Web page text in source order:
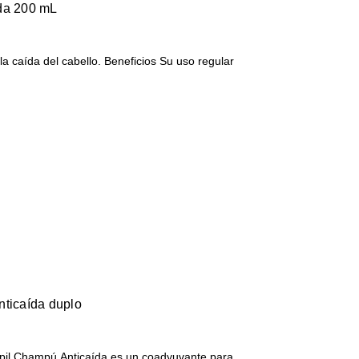
200 mL
caída del cabello. Beneficios Su uso regular
duplo